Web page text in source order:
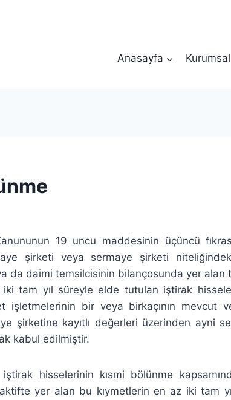
Anasayfa Kurumsal
19 uncu maddesinin üçüncü
şirketi veya sermaye şirketi
da daimi temsilcisinin bilançosunda yer alan
tam yıl süreyle elde tutulan iştirak
işletmelerinin bir veya birkaçının mevcut
şirketine kayıtlı değerleri üzerinden ayni
kabul edilmiştir.
hisselerinin kısmi bölünme
yer alan bu kıymetlerin en az iki tam